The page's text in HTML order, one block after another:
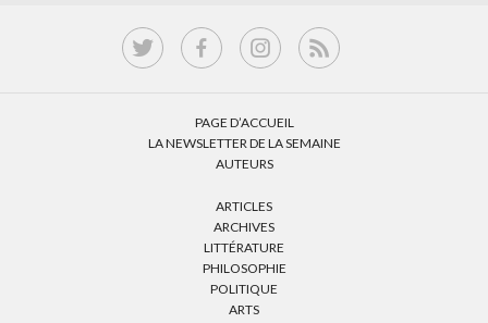
PAGE D’ACCUEIL
LA NEWSLETTER DE LA SEMAINE
AUTEURS
ARTICLES
ARCHIVES
LITTÉRATURE
PHILOSOPHIE
POLITIQUE
ARTS